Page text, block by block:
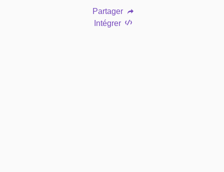
Partager
Intégrer